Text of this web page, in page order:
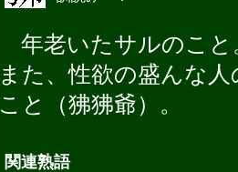
年老いたサルのこと
また、性欲の盛んな人
こと（狒狒爺）。
関連熟語